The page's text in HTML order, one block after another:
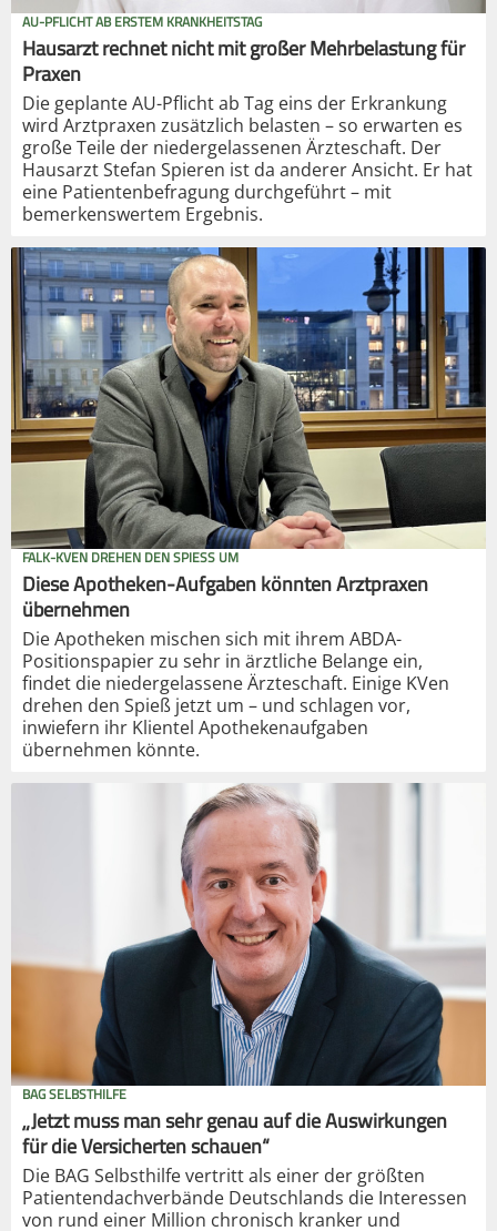
AU-PFLICHT AB ERSTEM KRANKHEITSTAG
Hausarzt rechnet nicht mit großer Mehrbelastung für
Praxen
Die geplante AU-Pflicht ab Tag eins der Erkrankung
wird Arztpraxen zusätzlich belasten – so erwarten es
große Teile der niedergelassenen Ärzteschaft. Der
Hausarzt Stefan Spieren ist da anderer Ansicht. Er hat
eine Patientenbefragung durchgeführt – mit
bemerkenswertem Ergebnis.
FALK-KVEN DREHEN DEN SPIESS UM
Diese Apotheken-Aufgaben könnten Arztpraxen
übernehmen
Die Apotheken mischen sich mit ihrem ABDA-
Positionspapier zu sehr in ärztliche Belange ein,
findet die niedergelassene Ärzteschaft. Einige KVen
drehen den Spieß jetzt um – und schlagen vor,
inwiefern ihr Klientel Apothekenaufgaben
übernehmen könnte.
BAG SELBSTHILFE
„Jetzt muss man sehr genau auf die Auswirkungen
für die Versicherten schauen“
Die BAG Selbsthilfe vertritt als einer der größten
Patientendachverbände Deutschlands die Interessen
von rund einer Million chronisch kranker und